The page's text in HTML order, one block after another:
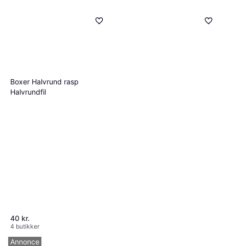
Boxer Halvrund rasp
Halvrundfil
40 kr.
4 butikker
Annonce